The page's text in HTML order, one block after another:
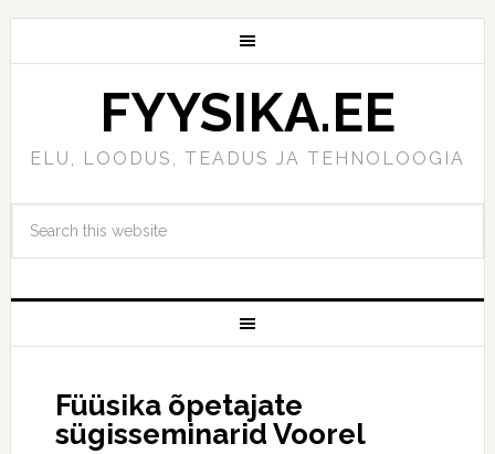
FYYSIKA.EE
ELU, LOODUS, TEADUS JA TEHNOLOOGIA
Füüsika õpetajate
sügisseminarid Voorel